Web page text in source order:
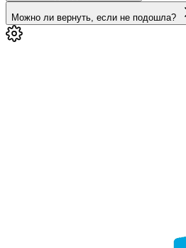
Можно ли вернуть, если не подошла?